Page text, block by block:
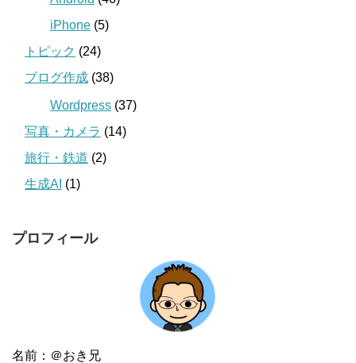
iPhone (5)
トピック (24)
ブログ作成 (38)
Wordpress (37)
写真・カメラ (14)
旅行・鉄道 (2)
生成AI (1)
プロフィール
名前：＠おき兄